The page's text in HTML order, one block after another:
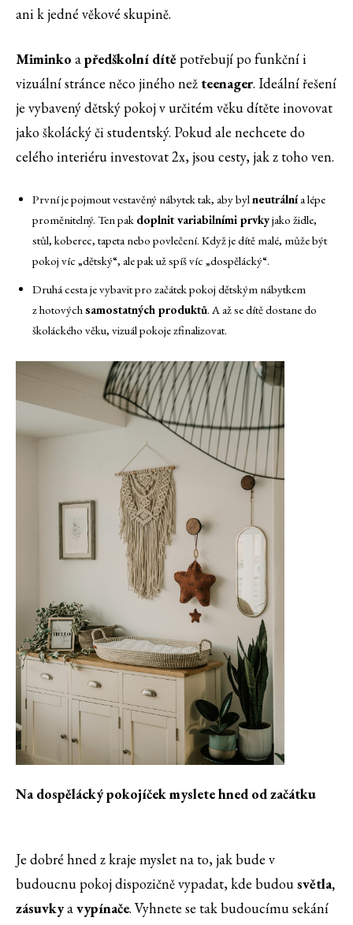
ani k jedné věkové skupině.
Miminko apředškolní dítě potřebují po funkční i
vizuální stránce něco jiného než teenager. Ideální řešení
je vybavený dětský pokoj v určitém věku dítěte inovovat
jako školácký či studentský. Pokud ale nechcete do
celého interiéru investovat 2x, jsou cesty, jak z toho ven.
První je pojmout vestavěný nábytek tak, aby bylneutrálnía lépe
proměnitelný. Ten pak doplnit variabilními prvkyjako židle,
stůl, koberec, tapeta nebo povlečení. Když je dítě malé, může být
pokoj víc „dětský“, ale pak už spíš víc „dospělácký“.
Druhá cesta je vybavit pro začátek pokoj dětským nábytkem
z hotovýchsamostatných produktů. A až se dítě dostane do
školáckého věku, vizuál pokoje zfinalizovat.
Na dospělácký pokojíček myslete hned od začátku
Je dobré hned z kraje myslet na to, jak bude v
budoucnu pokoj dispozičně vypadat, kde budousvětla,
zásuvkyavypínače. Vyhnete se tak budoucímu sekání